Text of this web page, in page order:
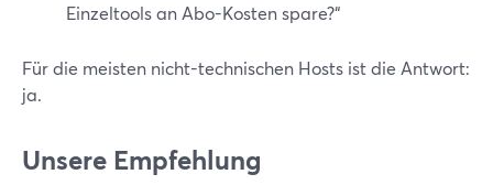
Einzeltools an Abo-Kosten spare?“
Für die meisten nicht-technischen Hosts ist die Antwort:
ja.
Unsere Empfehlung